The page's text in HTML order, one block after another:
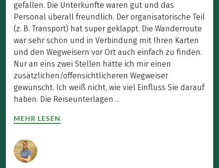
gefallen. Die Unterkünfte waren gut und das
Personal überall freundlich. Der organisatorische Teil
(z. B. Transport) hat super geklappt. Die Wanderroute
war sehr schön und in Verbindung mit Ihren Karten
und den Wegweisern vor Ort auch einfach zu finden.
Nur an eins zwei Stellen hätte ich mir einen
zusätzlichen/offensichtlicheren Wegweiser
gewünscht. Ich weiß nicht, wie viel Einfluss Sie darauf
haben. Die Reiseunterlagen ...
MEHR LESEN